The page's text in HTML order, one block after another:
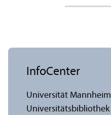
InfoCenter
Universität Mannheim
Universitäts­bibliothek